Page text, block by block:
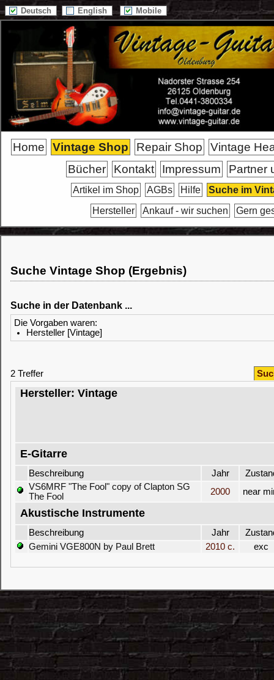
Deutsch English Mobile
Home Vintage Shop Repair Shop
Vintage
Bücher
Kontakt Impressum Partner
Artikel im Shop AGBs Hilfe
Suche im
Hersteller
Ankauf - wir suchen Gern
Suche Vintage Shop (Ergebnis)
Suche in der Datenbank ...
Die Vorgaben waren:
Hersteller [Vintage]
2 Treffer
Hersteller: Vintage
E-Gitarre
Beschreibung Jahr
VS6MRF "The Fool" copy of Clapton SG
The Fool
2000 near
Akustische Instrumente
Beschreibung Jahr
Gemini VGE800N by Paul Brett
2010 c. exc